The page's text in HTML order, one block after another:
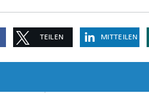
TEILEN MITTEILEN